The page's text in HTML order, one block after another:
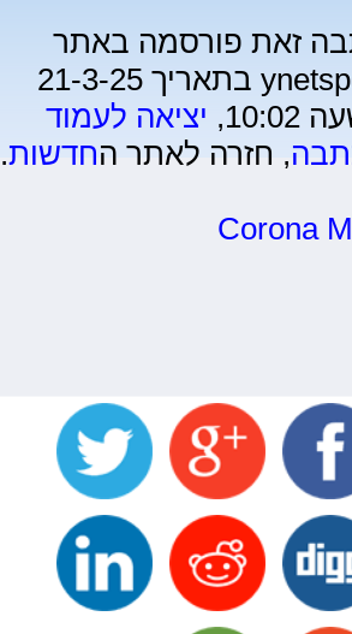
זאת פורסמה באתר
ynetsport בתאריך 21-3-25
יציאה לעמוד
, חזרה לאתר החדשות.
Corona